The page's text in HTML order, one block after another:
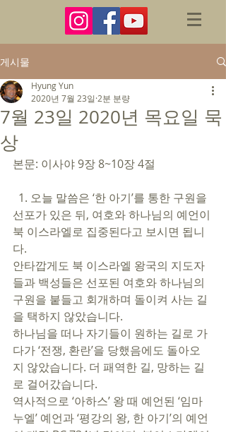
게시물
7월 23일 2020년 목요일 묵
상
Hyung Yun
2020년 7월 23일 2분 분량
본문: 이사야 9장 8~10장 4절
선포가 있은 뒤, 여호와 하나님의 예언이
북 이스라엘로 집중된다고 보시면 됩니
다.
안타깝게도 북 이스라엘 왕국의 지도자
들과 백성들은 선포된 여호와 하나님의
구원을 붙들고 회개하며 돌이켜 사는 길
을 택하지 않았습니다.
하나님을 떠나 자기들이 원하는 길로 가
다가 ‘전쟁, 환란’을 당했음에도 돌아오
지 않았습니다. 더 패역한 길, 망하는 길
로 걸어갔습니다.
역사적으로 ‘아하스’ 왕 때 예언된 ‘임마
누엘’ 예언과 ‘평강의 왕, 한 아기’의 예언